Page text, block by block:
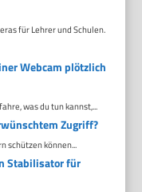
für Lehrer und Schulen.
Webcam plötzlich
was du tun kannst,...
Zugriff?
schützen können...
Stabilisator für